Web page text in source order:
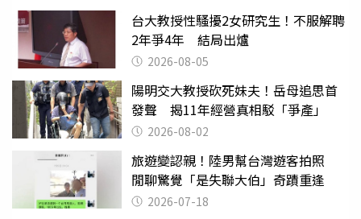
台大教授性騷擾2女研究生！不服解聘
2年爭4年 結局出爐
2026-08-05
陽明交大教授砍死妹夫！岳母追思首
發聲 揭11年經營真相駁「爭產」
2026-08-02
旅遊變認親！陸男幫台灣遊客拍照
閒聊驚覺「是失聯大伯」奇蹟重逢
2026-07-18